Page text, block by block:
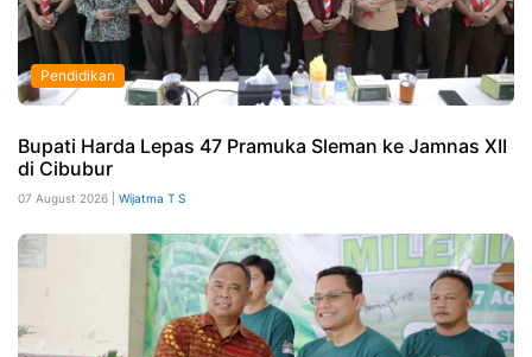
Pendidikan
Bupati Harda Lepas 47 Pramuka Sleman ke Jamnas XII
di Cibubur
07 August 2026 | Wijatma T S